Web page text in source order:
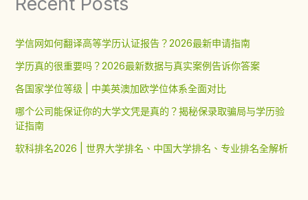
学信网如何翻译高等学历认证报告？2026最新申请指南
学历真的很重要吗？2026最新数据与真实案例告诉你答案
各国家学位等级 | 中美英澳加欧学位体系全面对比
哪个公司能保证你的大学文凭是真的？揭秘保录取骗局与学历验
证指南
软科排名2026 | 世界大学排名、中国大学排名、专业排名全解析